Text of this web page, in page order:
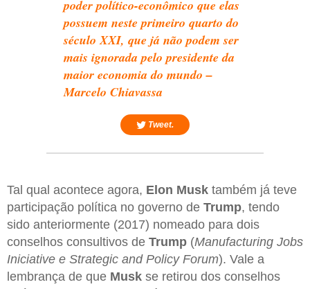
poder político-econômico que elas
possuem neste primeiro quarto do
século XXI, que já não podem ser
mais ignorada pelo presidente da
maior economia do mundo –
Marcelo Chiavassa
Tweet.
Tal qual acontece agora, Elon Musk também já teve
participação política no governo de Trump, tendo
sido anteriormente (2017) nomeado para dois
conselhos consultivos de Trump (Manufacturing Jobs
Iniciative e Strategic and Policy Forum). Vale a
lembrança de que Musk se retirou dos conselhos